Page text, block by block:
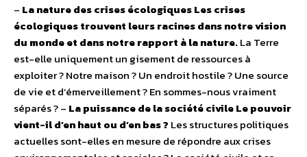
– La nature des crises écologiquesLes crises
écologiques trouvent leurs racines dans notre vision
du monde et dans notre rapport à la nature.La Terre
est-elle uniquement un gisement de ressources à
exploiter ? Notre maison ? Un endroit hostile ? Une source
de vie et d’émerveillement ? En sommes-nous vraiment
séparés ?– La puissance de la société civileLe pouvoir
vient-il d’en haut ou d’en bas ? Les structures politiques
actuelles sont-elles en mesure de répondre aux crises